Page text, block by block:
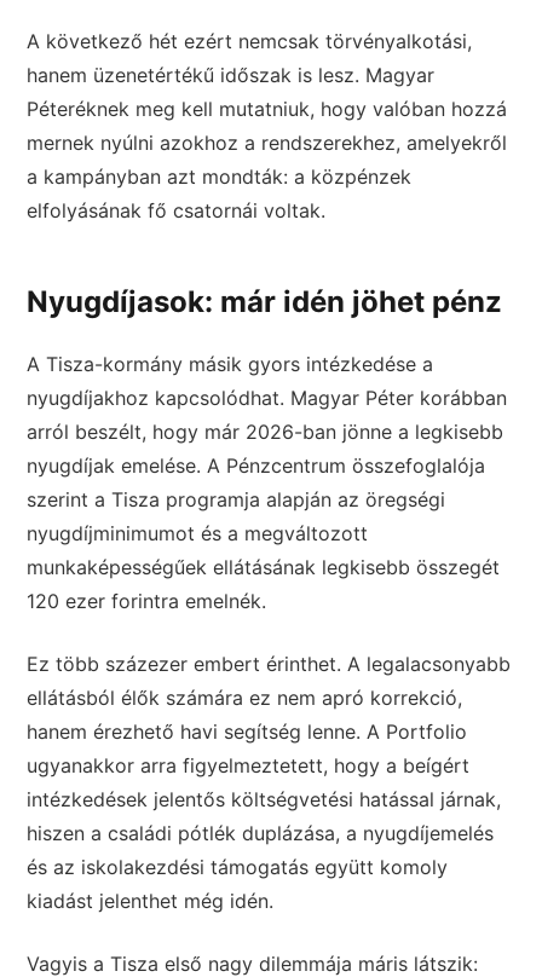
A következő hét ezért nemcsak törvényalkotási,
hanem üzenetértékű időszak is lesz. Magyar
Péteréknek meg kell mutatniuk, hogy valóban hozzá
mernek nyúlni azokhoz a rendszerekhez, amelyekről
a kampányban azt mondták: a közpénzek
elfolyásának fő csatornái voltak.
Nyugdíjasok: már idén jöhet pénz
A Tisza-kormány másik gyors intézkedése a
nyugdíjakhoz kapcsolódhat. Magyar Péter korábban
arról beszélt, hogy már 2026-ban jönne a legkisebb
nyugdíjak emelése. A Pénzcentrum összefoglalója
szerint a Tisza programja alapján az öregségi
nyugdíjminimumot és a megváltozott
munkaképességűek ellátásának legkisebb összegét
120 ezer forintra emelnék.
Ez több százezer embert érinthet. A legalacsonyabb
ellátásból élők számára ez nem apró korrekció,
hanem érezhető havi segítség lenne. A Portfolio
ugyanakkor arra figyelmeztetett, hogy a beígért
intézkedések jelentős költségvetési hatással járnak,
hiszen a családi pótlék duplázása, a nyugdíjemelés
és az iskolakezdési támogatás együtt komoly
kiadást jelenthet még idén.
Vagyis a Tisza első nagy dilemmája máris látszik: